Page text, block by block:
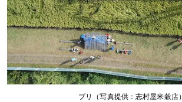
ブリ（写真提供：志村屋米穀店）